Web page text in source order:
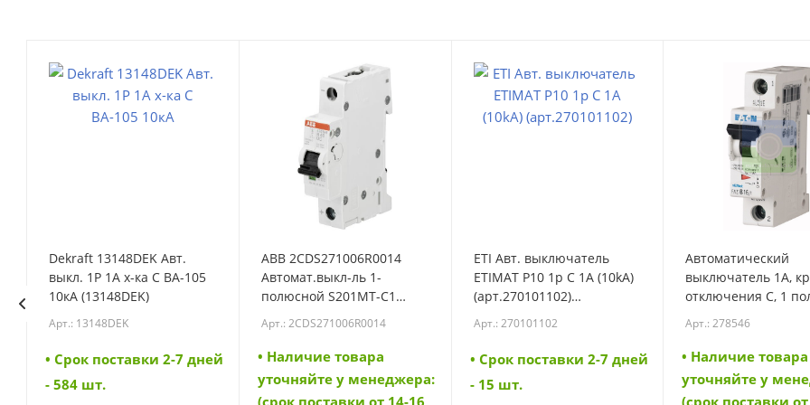
Dekraft 13148DEK Авт.
выкл. 1P 1A х-ка C ВА-105
10кА (13148DEK)
Арт.: 13148DEK
• Cрок поставки 2-7 дней
- 584 шт.
ABB 2CDS271006R0014
Автомат.выкл-ль 1-
полюсной S201MT-C1
Арт.: 2CDS271006R0014
• Наличие товара
уточняйте у менеджера:
(срок поставки от 14-16
ETI Авт. выключатель
ETIMAT P10 1p C 1A (10kA)
(арт.270101102)
Арт.: 270101102
• Cрок поставки 2-7 дней
- 15 шт.
Автоматический
выключатель 1А,
отключения C, 1
(FAZ-C1/1) (278546)
Арт.: 278546
• Наличие товара
уточняйте у
(срок поставки